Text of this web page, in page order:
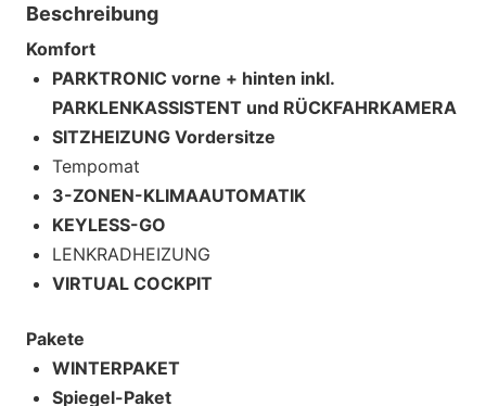
Beschreibung
Komfort
PARKTRONIC vorne + hinten inkl.
PARKLENKASSISTENT und RÜCKFAHRKAMERA
SITZHEIZUNG Vordersitze
Tempomat
3-ZONEN-KLIMAAUTOMATIK
KEYLESS-GO
LENKRADHEIZUNG
VIRTUAL COCKPIT
Pakete
WINTERPAKET
Spiegel-Paket